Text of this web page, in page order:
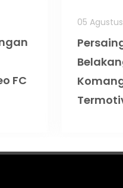
FC
05